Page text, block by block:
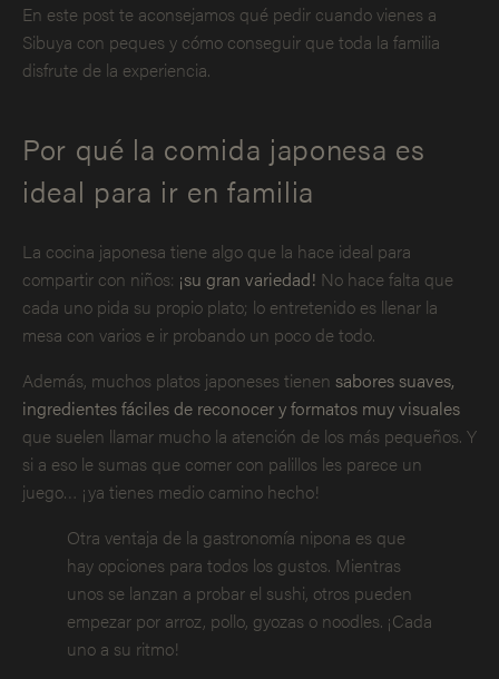
En este post te aconsejamos qué pedir cuando vienes a
Sibuya con peques y cómo conseguir que toda la familia
disfrute de la experiencia.
Por qué la comida japonesa es
ideal para ir en familia
La cocina japonesa tiene algo que la hace ideal para
compartir con niños: ¡su gran variedad! No hace falta que
cada uno pida su propio plato; lo entretenido es llenar la
mesa con varios e ir probando un poco de todo.
Además, muchos platos japoneses tienen sabores suaves,
ingredientes fáciles de reconocer y formatos muy visuales
que suelen llamar mucho la atención de los más pequeños. Y
si a eso le sumas que comer con palillos les parece un
juego… ¡ya tienes medio camino hecho!
Otra ventaja de la gastronomía nipona es que
hay opciones para todos los gustos. Mientras
unos se lanzan a probar el sushi, otros pueden
empezar por arroz, pollo, gyozas o noodles. ¡Cada
uno a su ritmo!